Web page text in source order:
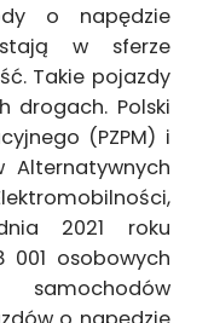
o napędzie
w sferze
Takie pojazdy
drogach. Polski
(PZPM) i
Alternatywnych
2021 roku
001 osobowych